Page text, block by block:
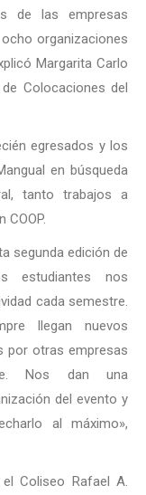
de las empresas
organizaciones
Margarita Carlo
Colocaciones del
egresados y los
en búsqueda
tanto trabajos a
segunda edición de
estudiantes nos
cada semestre.
llegan nuevos
por otras empresas
Nos dan una
del evento y
al máximo»,
Coliseo Rafael A.